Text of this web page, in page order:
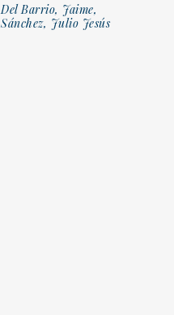
Del Barrio, Jaime,
Sánchez, Julio Jesús